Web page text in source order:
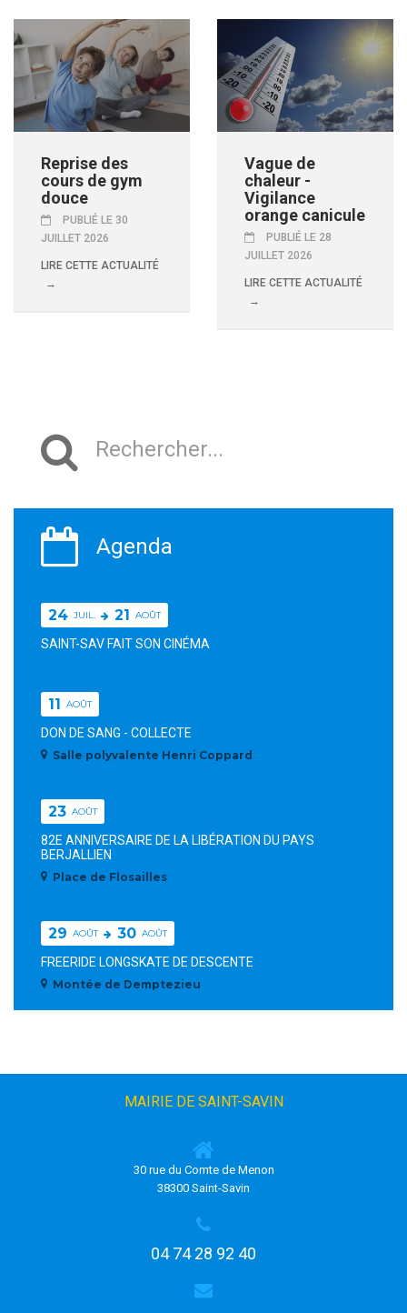
Reprise des
cours de gym
douce
PUBLIÉ LE 30
JUILLET 2026
LIRE CETTE ACTUALITÉ
Vague de
chaleur -
Vigilance
orange canicule
PUBLIÉ LE 28
JUILLET 2026
LIRE CETTE ACTUALITÉ
Agenda
24 JUIL. 21 AOÛT
SAINT-SAV FAIT SON CINÉMA
11 AOÛT
DON DE SANG - COLLECTE
Salle polyvalente Henri Coppard
23 AOÛT
82E ANNIVERSAIRE DE LA LIBÉRATION DU PAYS
BERJALLIEN
Place de Flosailles
29 AOÛT 30 AOÛT
FREERIDE LONGSKATE DE DESCENTE
Montée de Demptezieu
MAIRIE DE SAINT-SAVIN
30 rue du Comte de Menon
38300 Saint-Savin
04 74 28 92 40